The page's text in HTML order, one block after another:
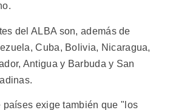
del ALBA son, además de
Cuba, Bolivia, Nicaragua,
Antigua y Barbuda y San
países exige también que "los